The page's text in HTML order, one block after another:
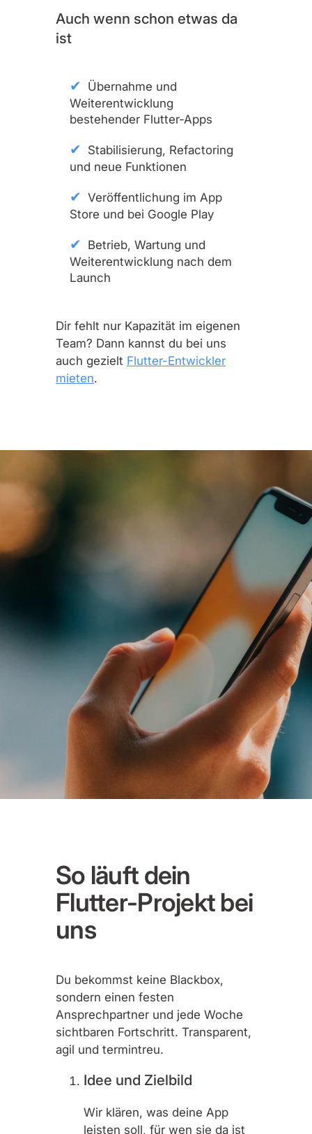
Auch wenn schon etwas da
ist
Übernahme und
Weiterentwicklung
bestehender Flutter-Apps
Stabilisierung, Refactoring
und neue Funktionen
Veröffentlichung im App
Store und bei Google Play
Betrieb, Wartung und
Weiterentwicklung nach dem
Launch
Dir fehlt nur Kapazität im eigenen
Team? Dann kannst du bei uns
auch gezielt Flutter-Entwickler
mieten.
So läuft dein
Flutter-Projekt bei
uns
Du bekommst keine Blackbox,
sondern einen festen
Ansprechpartner und jede Woche
sichtbaren Fortschritt. Transparent,
agil und termintreu.
Idee und Zielbild
Wir klären, was deine App
leisten soll, für wen sie da ist